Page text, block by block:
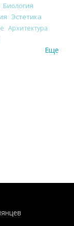
Биология
Эстетика
Архитектура
Еще